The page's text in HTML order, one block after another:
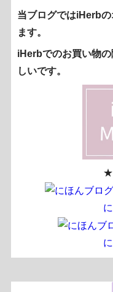
当ブログではiHerb
ます。
iHerbでのお買い物
しいです。
★